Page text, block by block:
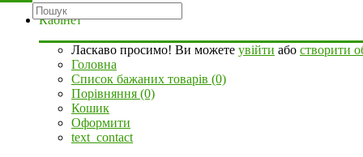
Кабінет
Ласкаво просимо! Ви можете увійти або створити
Головна
Список бажаних товарів (0)
Порівняння (0)
Кошик
Оформити
text_contact